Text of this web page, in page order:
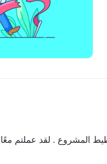
المشروع . لقد عملتم معًا